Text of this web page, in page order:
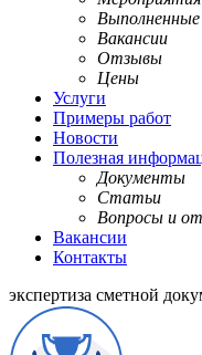
Выполненные
Вакансии
Отзывы
Цены
Услуги
Примеры работ
Новости
Полезная
Документы
Статьи
Вопросы и
Вакансии
Контакты
экспертиза сметной